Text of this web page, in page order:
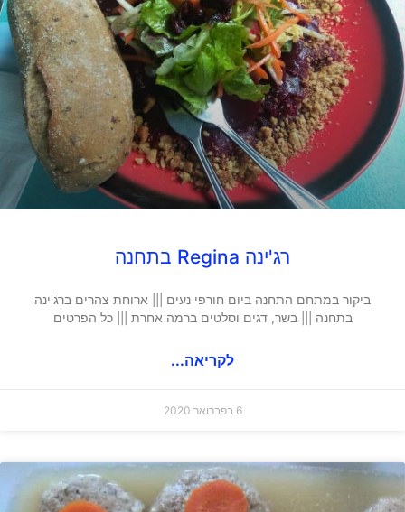
רג'ינה Regina בתחנה
ביקור במתחם התחנה ביום חורפי נעים ||| ארוחת צהרים ברג'ינה
בתחנה ||| בשר, דגים וסלטים ברמה אחרת ||| כל הפרטים
לקריאה...
6 בפברואר 2020